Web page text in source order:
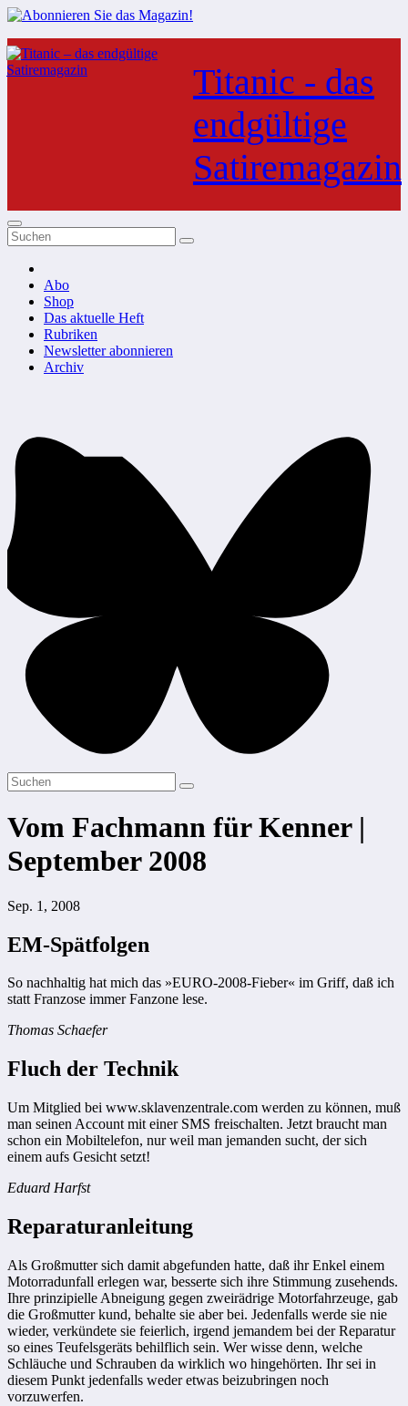
Zum
Inhalt
springen
Titanic - das
endgültige
Satiremagazin
Abo
Shop
Das aktuelle Heft
Rubriken
Newsletter abonnieren
Archiv
Vom Fachmann für Kenner |
September 2008
Sep. 1, 2008
EM-Spätfolgen
So nachhaltig hat mich das »EURO-2008-Fieber« im Griff, daß ich
statt Franzose immer Fanzone lese.
Thomas Schaefer
Fluch der Technik
Um Mitglied bei www.sklavenzentrale.com werden zu können, muß
man seinen Account mit einer SMS freischalten. Jetzt braucht man
schon ein Mobiltelefon, nur weil man jemanden sucht, der sich
einem aufs Gesicht setzt!
Eduard Harfst
Reparaturanleitung
Als Großmutter sich damit abgefunden hatte, daß ihr Enkel einem
Motorrad­unfall erlegen war, besserte sich ihre Stimmung zusehends.
Ihre prinzipielle Abneigung gegen zweirädrige Motorfahrzeuge, gab
die Großmutter kund, behalte sie aber bei. Jedenfalls werde sie nie
wieder, verkündete sie feierlich, irgend jemandem bei der Reparatur
so eines Teufelsgeräts behilflich sein. Wer wisse denn, welche
Schläuche und Schrauben da wirklich wo hingehörten. Ihr sei in
diesem Punkt jedenfalls weder etwas beizubringen noch
vorzuwerfen.